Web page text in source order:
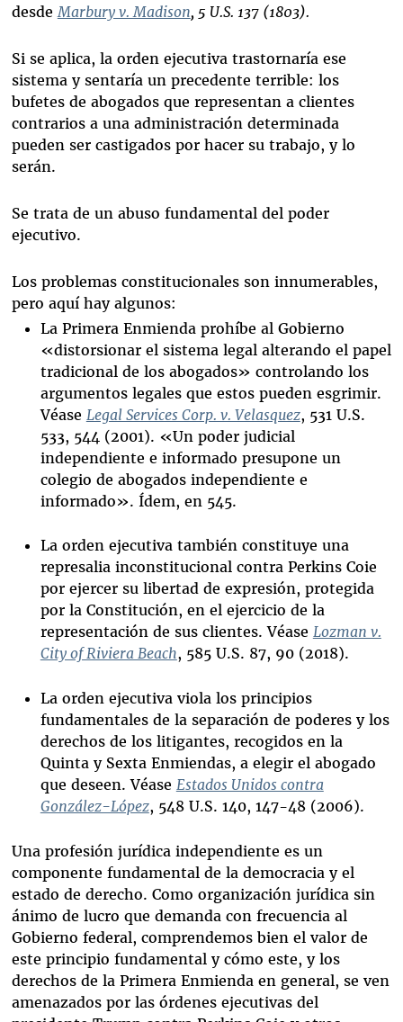
desde Marbury v. Madison, 5 U.S. 137 (1803).
Si se aplica, la orden ejecutiva trastornaría ese
sistema y sentaría un precedente terrible: los
bufetes de abogados que representan a clientes
contrarios a una administración determinada
pueden ser castigados por hacer su trabajo, y lo
serán.
Se trata de un abuso fundamental del poder
ejecutivo.
Los problemas constitucionales son innumerables,
pero aquí hay algunos:
La Primera Enmienda prohíbe al Gobierno
«distorsionar el sistema legal alterando el papel
tradicional de los abogados» controlando los
argumentos legales que estos pueden esgrimir.
Véase Legal Services Corp. v. Velasquez, 531 U.S.
533, 544 (2001). «Un poder judicial
independiente e informado presupone un
colegio de abogados independiente e
informado». Ídem, en 545.
La orden ejecutiva también constituye una
represalia inconstitucional contra Perkins Coie
por ejercer su libertad de expresión, protegida
por la Constitución, en el ejercicio de la
representación de sus clientes. Véase Lozman v.
City of Riviera Beach, 585 U.S. 87, 90 (2018).
La orden ejecutiva viola los principios
fundamentales de la separación de poderes y los
derechos de los litigantes, recogidos en la
Quinta y Sexta Enmiendas, a elegir el abogado
que deseen. Véase Estados Unidos contra
González-López, 548 U.S. 140, 147-48 (2006).
Una profesión jurídica independiente es un
componente fundamental de la democracia y el
estado de derecho. Como organización jurídica sin
ánimo de lucro que demanda con frecuencia al
Gobierno federal, comprendemos bien el valor de
este principio fundamental y cómo este, y los
derechos de la Primera Enmienda en general, se ven
amenazados por las órdenes ejecutivas del